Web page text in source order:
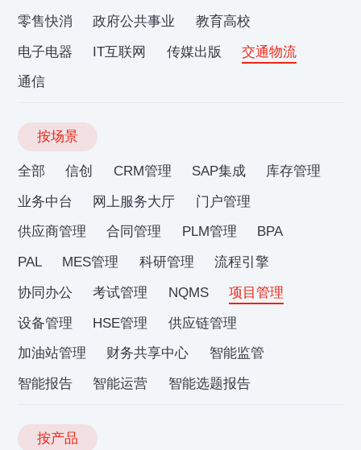
零售快消
政府公共事业
教育高校
电子电器
IT互联网 传媒出版
交通物流
通信
按场景
全部 信创 CRM管理 SAP集成
库存管理
业务中台
网上服务大厅
门户管理
供应商管理
合同管理 PLM管理
BPA
PAL
MES管理 科研管理
流程引擎
协同办公
考试管理 NQMS
项目管理
设备管理
HSE管理
供应链管理
加油站管理
财务共享中心
智能监管
智能报告
智能运营 智能选题报告
按产品